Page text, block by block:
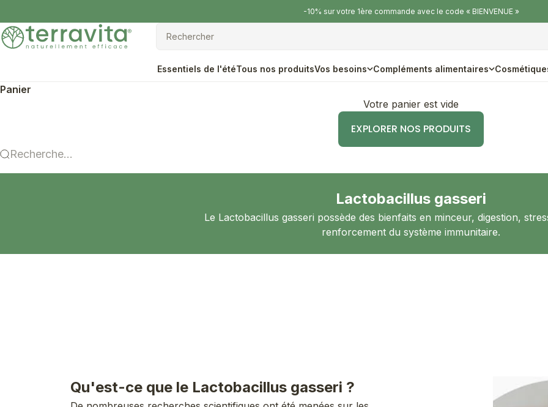
-10% sur votre 1ère commande avec le code « BIENVENUE »
Terravita
Rechercher
Rechercher
Essentiels de l'étéTous nos produitsVos besoins Compléments alimentaires
Panier
Votre panier est vide
EXPLORER NOS PRODUITS
Recherche...
Lactobacillus gasseri
Le Lactobacillus gasseri possède des bienfaits en minceur, digestion,
renforcement du système immunitaire.
Qu'est-ce que le Lactobacillus gasseri ?